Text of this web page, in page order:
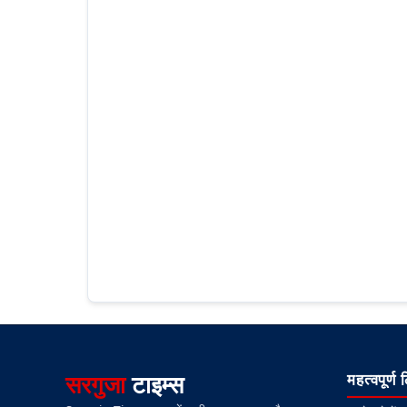
सरगुजाटाइम्स महत्वपूर्ण